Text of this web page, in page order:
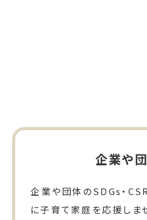
企業や
企業や団体のSDGs・
に子育て家庭を応援しま